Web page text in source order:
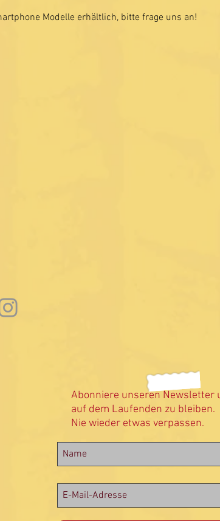
Modelle erhältlich, bitte frage uns an!
Abonniere unseren Newsletter
auf dem Laufenden zu bleiben.
Nie wieder etwas verpassen.